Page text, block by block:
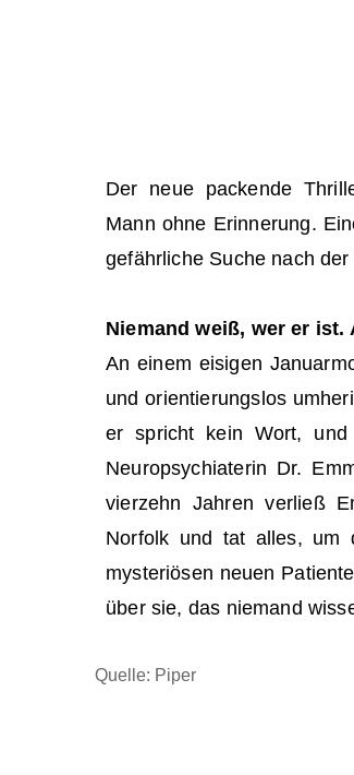
Der neue packende
Mann ohne Erinnerung.
gefährliche Suche nach
Niemand weiß, wer er
An einem eisigen
und orientierungslos
er spricht kein Wort,
Neuropsychiaterin Dr.
vierzehn Jahren verließ
Norfolk und tat alles, um
mysteriösen neuen
über sie, das niemand
Quelle: Piper